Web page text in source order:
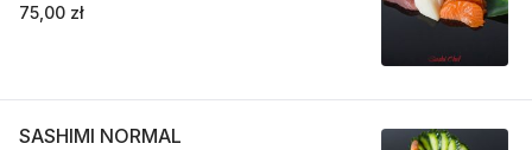
75,00 zł
SASHIMI NORMAL